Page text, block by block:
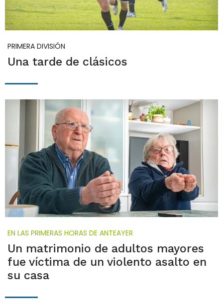
PRIMERA DIVISIÓN
Una tarde de clásicos
EN LAS PRIMERAS HORAS DE ANTEAYER
Un matrimonio de adultos mayores
fue víctima de un violento asalto en
su casa